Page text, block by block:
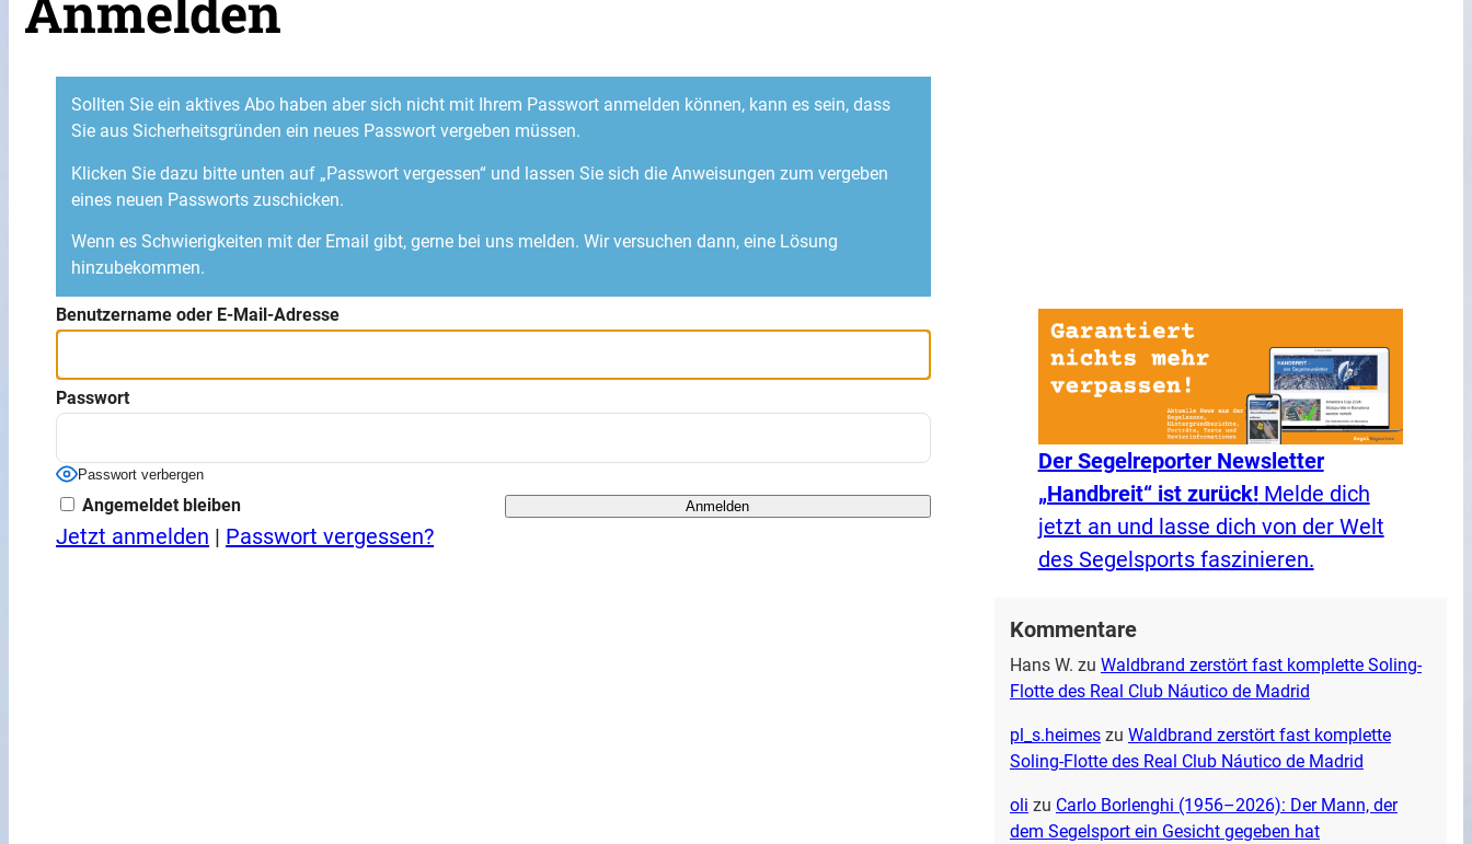
Sollten Sie ein aktives Abo haben aber sich nicht mit Ihrem Passwort anmelden können, kann es sein, dass
Sie aus Sicherheitsgründen ein neues Passwort vergeben müssen.
Klicken Sie dazu bitte unten auf „Passwort vergessen“ und lassen Sie sich die Anweisungen zum vergeben
eines neuen Passworts zuschicken.
Wenn es Schwierigkeiten mit der Email gibt, gerne bei uns melden. Wir versuchen dann, eine Lösung
hinzubekommen.
Benutzername oder E-Mail-Adresse
Passwort
Passwort verbergen
Angemeldet bleiben
Jetzt anmelden | Passwort vergessen?
Der Segelreporter Newsletter
„Handbreit“ ist zurück!Melde dich
jetzt an und lasse dich von der Welt
des Segelsports faszinieren.
Kommentare
Hans W. zu Waldbrand zerstört fast komplette Soling-
Flotte des Real Club Náutico de Madrid
pl_s.heimeszu Waldbrand zerstört fast komplette
Soling-Flotte des Real Club Náutico de Madrid
oli zu Carlo Borlenghi (1956–2026): Der Mann, der
dem Segelsport ein Gesicht gegeben hat